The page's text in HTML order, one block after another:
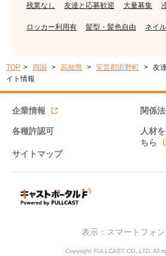
残業なし 友達と応募歓迎 大量募集
ロッカー利用有 髪型・髪色自由 ネイ
TOP 四国 高知県 安芸郡田野町
友
イト情報
企業情報 関係
各種許認可 人材
ちら
サイトマップ
表示：スマートフォ
Copyright FULLCAST CO.,LTD. All